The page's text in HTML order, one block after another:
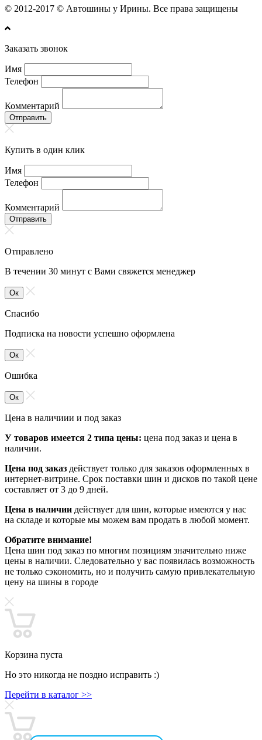
© 2012-2017 © Автошины у Ирины. Все права защищены
Заказать звонок
Имя
Телефон
Комментарий
Отправить
Купить в один клик
Имя
Телефон
Комментарий
Отправить
Отправлено
В течении 30 минут с Вами свяжется менеджер
Ок
Спасибо
Подписка на новости успешно оформлена
Ок
Ошибка
Ок
Цена в наличиии и под заказ
У товаров имеется 2 типа цены: цена под заказ и цена в
наличии.
Цена под заказ действует только для заказов оформленных в
интернет-витрине. Срок поставки шин и дисков по такой цене
составляет от 3 до 9 дней.
Цена в наличии действует для шин, которые имеются у нас
на складе и которые мы можем вам продать в любой момент.
Обратите внимание!
Цена шин под заказ по многим позициям значительно ниже
цены в наличии. Следовательно у вас появилась возможность
не только сэкономить, но и получить самую привлекательную
цену на шины в городе
Корзина пуста
Но это никогда не поздно исправить :)
Перейти в каталог >>